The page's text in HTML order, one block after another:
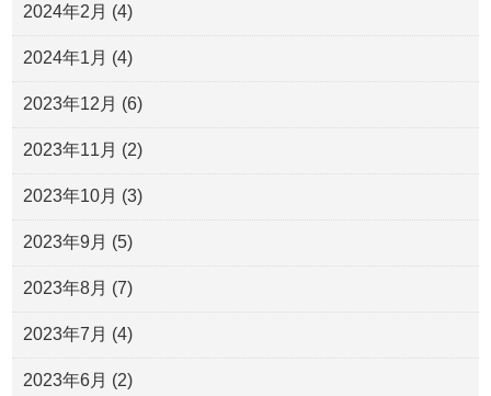
2024年2月 (4)
2024年1月 (4)
2023年12月 (6)
2023年11月 (2)
2023年10月 (3)
2023年9月 (5)
2023年8月 (7)
2023年7月 (4)
2023年6月 (2)